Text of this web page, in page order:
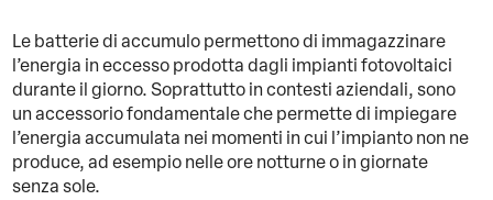
Le batterie di accumulo permettono di immagazzinare
l’energia in eccesso prodotta dagli impianti fotovoltaici
durante il giorno. Soprattutto in contesti aziendali, sono
un accessorio fondamentale che permette di impiegare
l’energia accumulata nei momenti in cui l’impianto non ne
produce, ad esempio nelle ore notturne o in giornate
senza sole.